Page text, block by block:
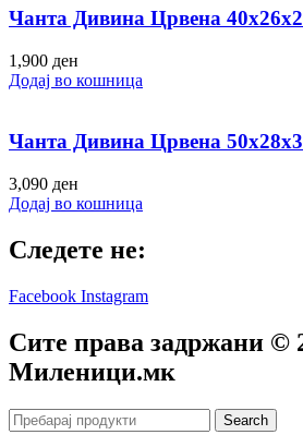
Чанта Дивина Црвена
1,900 ден
Додај во кошница
Чанта Дивина Црвена
3,090 ден
Додај во кошница
Следете не:
Facebook Instagram
Сите права задржани ©
Mиленици.мк
Search